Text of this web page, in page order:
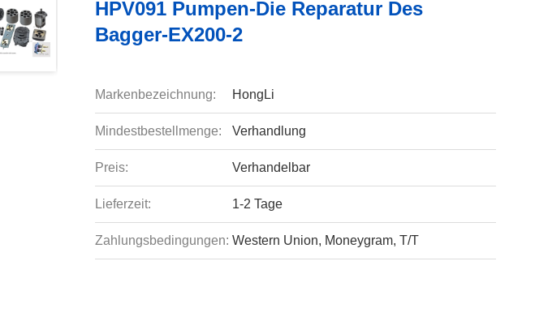
HPV091 Pumpen-Die Reparatur Des
Bagger-EX200-2
Markenbezeichnung: HongLi
Mindestbestellmenge: Verhandlung
Preis: Verhandelbar
Lieferzeit: 1-2 Tage
Zahlungsbedingungen: Western Union, Moneygram, T/T